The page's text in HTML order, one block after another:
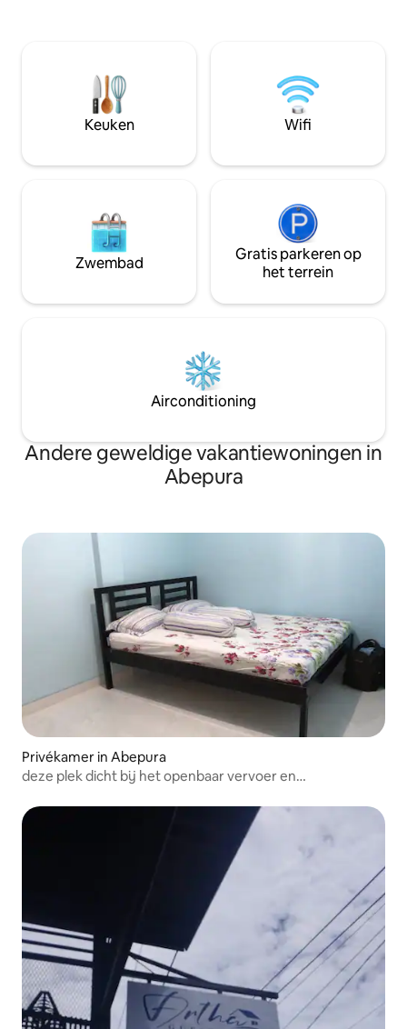
Keuken Wifi
Zwembad
Gratis parkeren op
het terrein
Airconditioning
Andere geweldige vakantiewoningen in
Abepura
Privékamer in Abepura
deze plek dicht bij het openbaar vervoer en